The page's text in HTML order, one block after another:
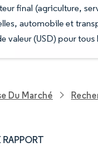
final (agriculture,
automobile et
valeur (USD) pour
Du Marché
RAPPORT